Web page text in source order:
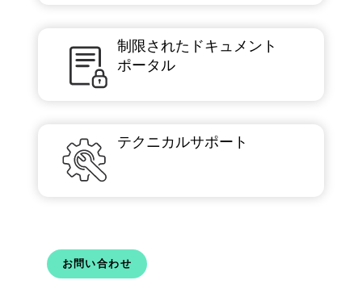
制限されたドキュメント
ポータル
テクニカルサポート
お問い合わせ